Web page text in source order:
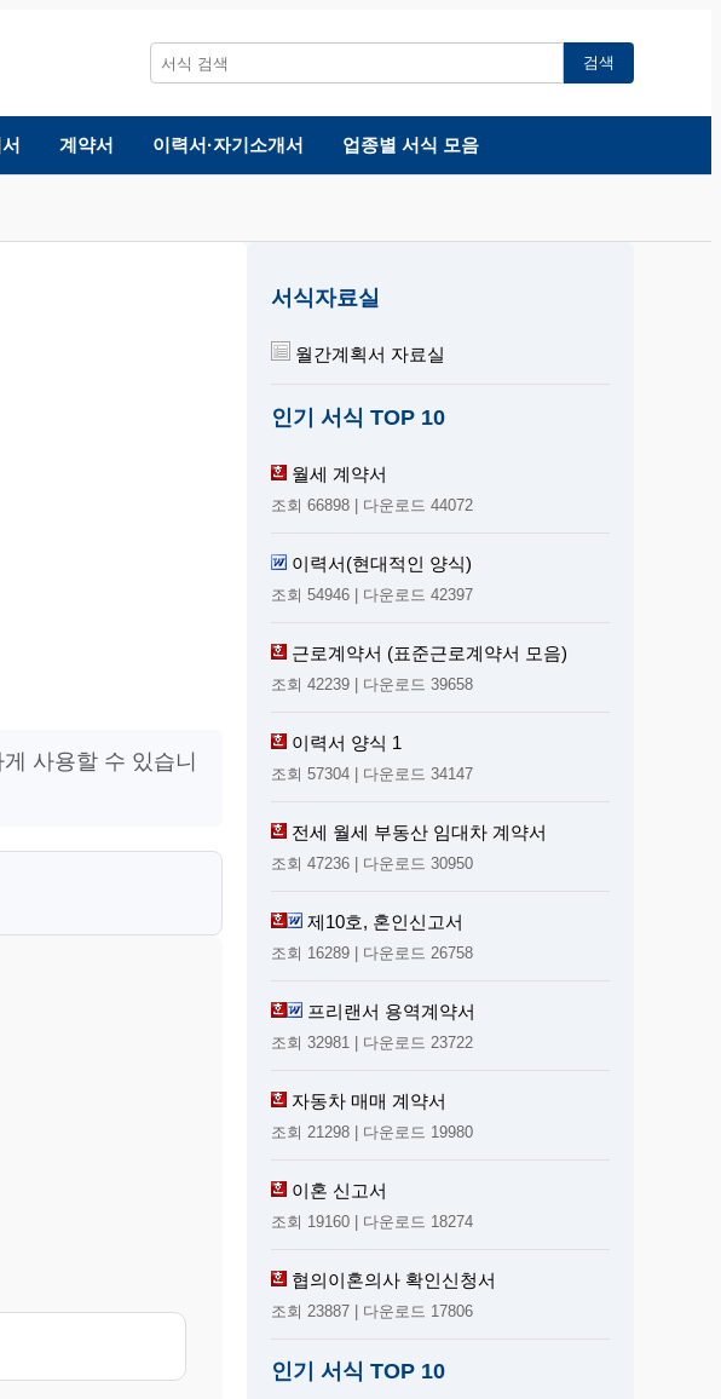
검색
계약서 이력서·자기소개서 업종별 서식 모음
사용할 수 있습니
서식자료실
월간계획서 자료실
인기 서식 TOP 10
월세 계약서
조회 66898 | 다운로드 44072
이력서(현대적인 양식)
조회 54946 | 다운로드 42397
근로계약서 (표준근로계약서 모음)
조회 42239 | 다운로드 39658
이력서 양식 1
조회 57304 | 다운로드 34147
전세 월세 부동산 임대차 계약서
조회 47236 | 다운로드 30950
제10호, 혼인신고서
조회 16289 | 다운로드 26758
프리랜서 용역계약서
조회 32981 | 다운로드 23722
자동차 매매 계약서
조회 21298 | 다운로드 19980
이혼 신고서
조회 19160 | 다운로드 18274
협의이혼의사 확인신청서
조회 23887 | 다운로드 17806
인기 서식 TOP 10